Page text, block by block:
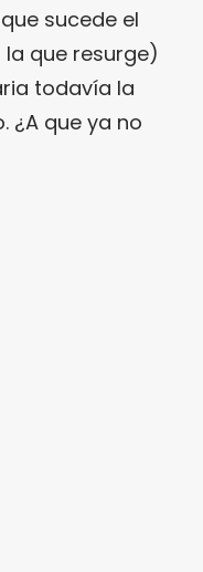
sucede el
que resurge)
todavía la
¿A que ya no